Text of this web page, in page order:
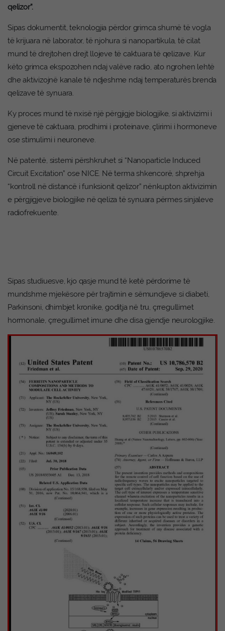
qelizor”.
Sipas dokumentit, teknologjia përdor grimca shumë të vogla
të krijuara në laborator, të njohura si nanopartikula, të cilat
mund të drejtohen drejt llojeve të caktuara të qelizave. Kur
këto grimca ekspozohen ndaj valëve radio, ato ngrohen lehtë
dhe aktivizojnë kanale të ndjeshme ndaj temperaturës brenda
qelizave të synuara.
Ky proces mund të nxisë një përgjigje biologjike, si aktivizimi i
gjeneve të caktuara, prodhimi i proteinave, çlirimi i hormoneve
ose stimulimi i neuroneve.
Në patentë, sistemi përshkruhet si “Nanoparticle Induced
Circuit Excitation” ose NICE. Në terma shkencorë, shprehja
“kontroll në distancë i funksionit qelizor” nënkupton aktivizimin
e përgjigjeve biologjike në qeliza të synuara përmes sinjaleve
radiofrekuente.
Sipas studiuesve, kjo qasje mund të ketë përdorime të
mundshme mjekësore për trajtimin e sëmundjeve si diabeti,
Parkinsoni, dhimbjet kronike, goditja në tru, çrregullimet
hormonale, çrregullimet imune dhe disa gjendje neurologjike.